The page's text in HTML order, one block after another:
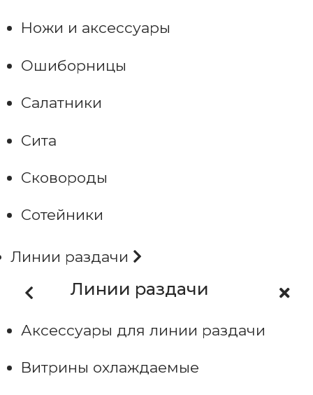
Ножи и аксессуары
Ошиборницы
Салатники
Сита
Сковороды
Сотейники
Линии раздачи
Линии раздачи
Аксессуары для линии раздачи
Витрины охлаждаемые